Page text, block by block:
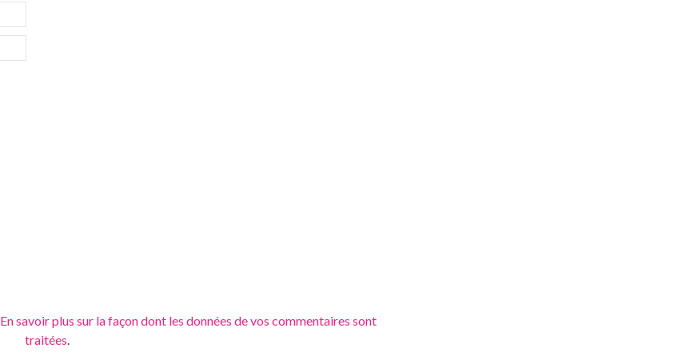
En savoir plus sur la façon dont les données de vos commentaires sont
traitées.